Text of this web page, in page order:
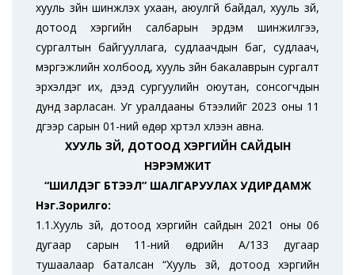
хууль зүйн шинжлэх ухаан, аюулгүй байдал, хууль зүй,
дотоод хэргийн салбарын эрдэм шинжилгээ,
сургалтын байгууллага, судлаачдын баг, судлаач,
мэргэжлийн холбоод, хууль зүйн бакалаврын сургалт
эрхэлдэг их, дээд сургуулийн оюутан, сонсогчдын
дунд зарласан. Уг уралдааны бүтээлийг 2023 оны 11
дүгээр сарын 01-ний өдөр хүртэл хүлээн авна.
ХУУЛЬ ЗҮЙ, ДОТООД ХЭРГИЙН САЙДЫН
НЭРЭМЖИТ
“ШИЛДЭГ БҮТЭЭЛ” ШАЛГАРУУЛАХ УДИРДАМЖ
Нэг.Зорилго:
1.1.Хууль зүй, дотоод хэргийн сайдын 2021 оны 06
дугаар сарын 11-ний өдрийн А/133 дугаар
тушаалаар баталсан “Хууль зүй, дотоод хэргийн